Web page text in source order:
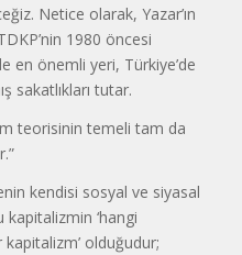
Netice olarak, Yazar’ın
1980 öncesi
en önemli yeri, Türkiye’de
sakatlıkları tutar.
teorisinin temeli tam da
kendisi sosyal ve siyasal
kapitalizmin ‘hangi
kapitalizm’ olduğudur;